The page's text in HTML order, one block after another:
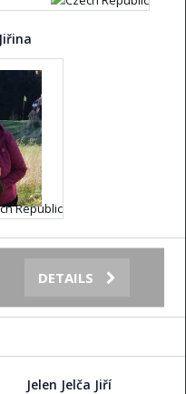
DETAILS
Jelen Jelča Jiří